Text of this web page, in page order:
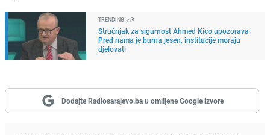
TRENDING
Stručnjak za sigurnost Ahmed Kico upozorava:
Pred nama je burna jesen, institucije moraju
djelovati
Dodajte Radiosarajevo.ba u omiljene Google izvore